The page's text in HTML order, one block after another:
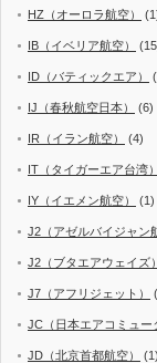
HZ（オーロラ航空）
IB（イベリア航空）
ID（バティックエア）
IJ（春秋航空日本） (6)
IR（イラン航空） (4)
IT（タイガーエア台湾）
IY（イエメン航空） (1)
J2（アゼルバイジャン
J2（ブタエアウェイズ）
J7（アフリジェット）
JC（日本エアコミュー
JD（北京首都航空） (1)